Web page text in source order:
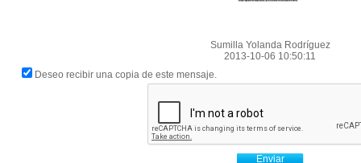
Sumilla Yolanda Rodríguez
2013-10-06 10:50:11
Deseo recibir una copia de este mensaje.